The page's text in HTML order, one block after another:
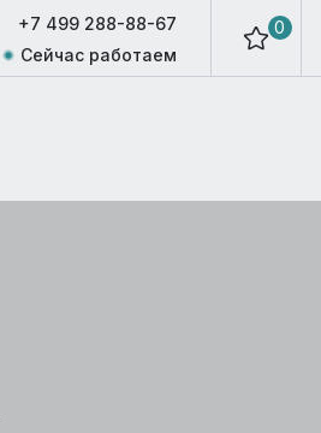
0
+7 499 288-88-67
Сейчас работаем